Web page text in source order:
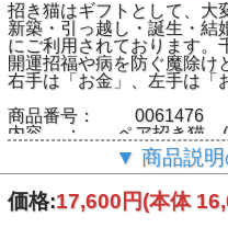
招き猫はギフトとして、大
新築・引っ越し・誕生・結
にご利用されております。
開運招福や病を防ぐ魔除け
右手は「お金」、左手は「
商品番号： 0061476
内容 ： ペア招き猫 (台
寸法 ： 幅7×奥7×高
素地 ： 磁器
備考 ：
箱 ： 紙箱
▼ 商品説
価格:17,600円(本体